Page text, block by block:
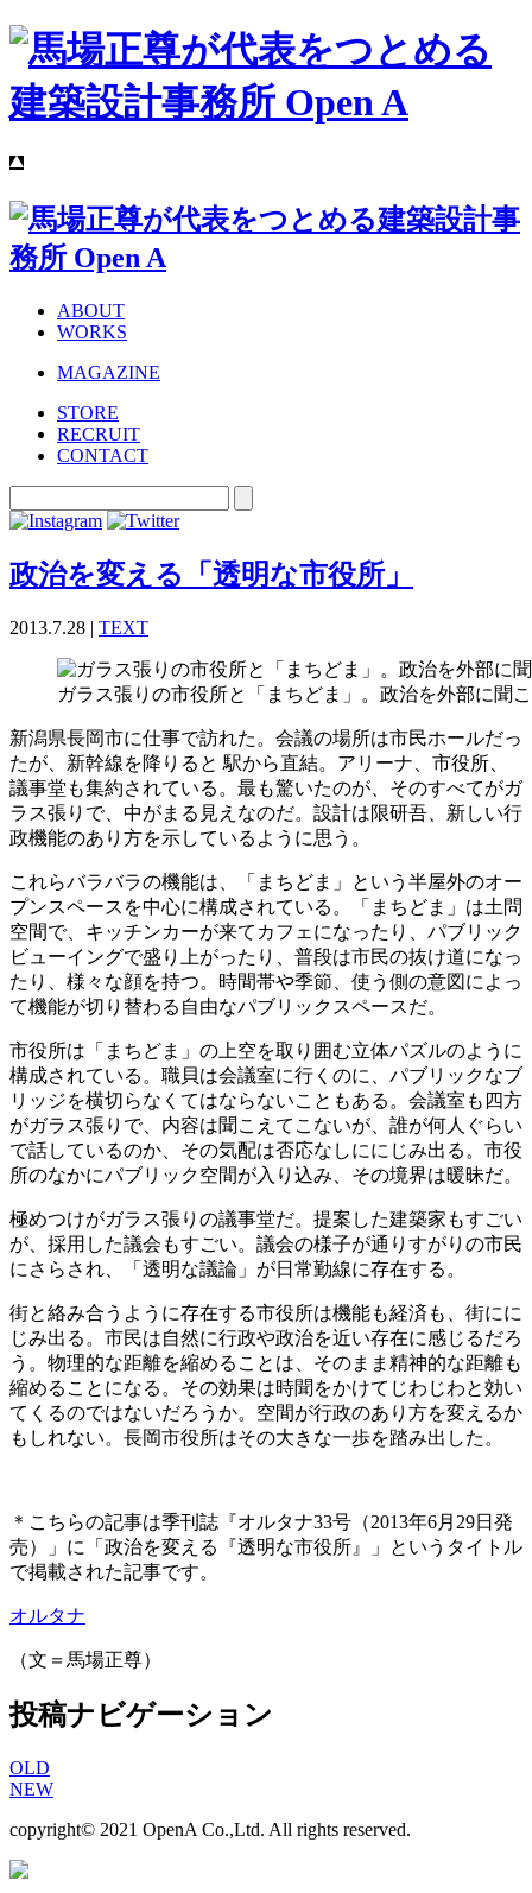
ABOUT
WORKS
MAGAZINE
STORE
RECRUIT
CONTACT
政治を変える「透明な市役所」
2013.7.28 | TEXT
ガラス張りの市役所と「まちどま」。政治を外部に聞
新潟県長岡市に仕事で訪れた。会議の場所は市民ホールだっ
たが、新幹線を降りると 駅から直結。アリーナ、市役所、
議事堂も集約されている。最も驚いたのが、そのすべてがガ
ラス張りで、中がまる見えなのだ。設計は限研吾、新しい行
政機能のあり方を示しているように思う。
これらバラバラの機能は、「まちどま」という半屋外のオー
プンスペースを中心に構成されている。「まちどま」は土問
空間で、キッチンカーが来てカフェになったり、パブリック
ビューイングで盛り上がったり、普段は市民の抜け道になっ
たり、様々な顔を持つ。時間帯や季節、使う側の意図によっ
て機能が切り替わる自由なパブリックスペースだ。
市役所は「まちどま」の上空を取り囲む立体パズルのように
構成されている。職貝は会議室に行くのに、パブリックなブ
リッジを横切らなくてはならないこともある。会議室も四方
がガラス張りで、内容は聞こえてこないが、誰が何人ぐらい
で話しているのか、その気配は否応なしににじみ出る。市役
所のなかにパブリック空間が入り込み、その境界は暖昧だ。
極めつけがガラス張りの議事堂だ。提案した建築家もすごい
が、採用した議会もすごい。議会の様子が通りすがりの市民
にさらされ、「透明な議論」が日常勤線に存在する。
街と絡み合うように存在する市役所は機能も経済も、街にに
じみ出る。市民は自然に行政や政治を近い存在に感じるだろ
う。物理的な距離を縮めることは、そのまま精神的な距離も
縮めることになる。その効果は時聞をかけてじわじわと効い
てくるのではないだろうか。空間が行政のあり方を変えるか
もしれない。長岡市役所はその大きな一歩を踏み出した。
＊こちらの記事は季刊誌『オルタナ33号（2013年6月29日発
売）」に「政治を変える『透明な市役所』」というタイトル
で掲載された記事です。
オルタナ
（文＝馬場正尊）
投稿ナビゲーション
OLD
NEW
copyright© 2021 OpenA Co.,Ltd. All rights reserved.